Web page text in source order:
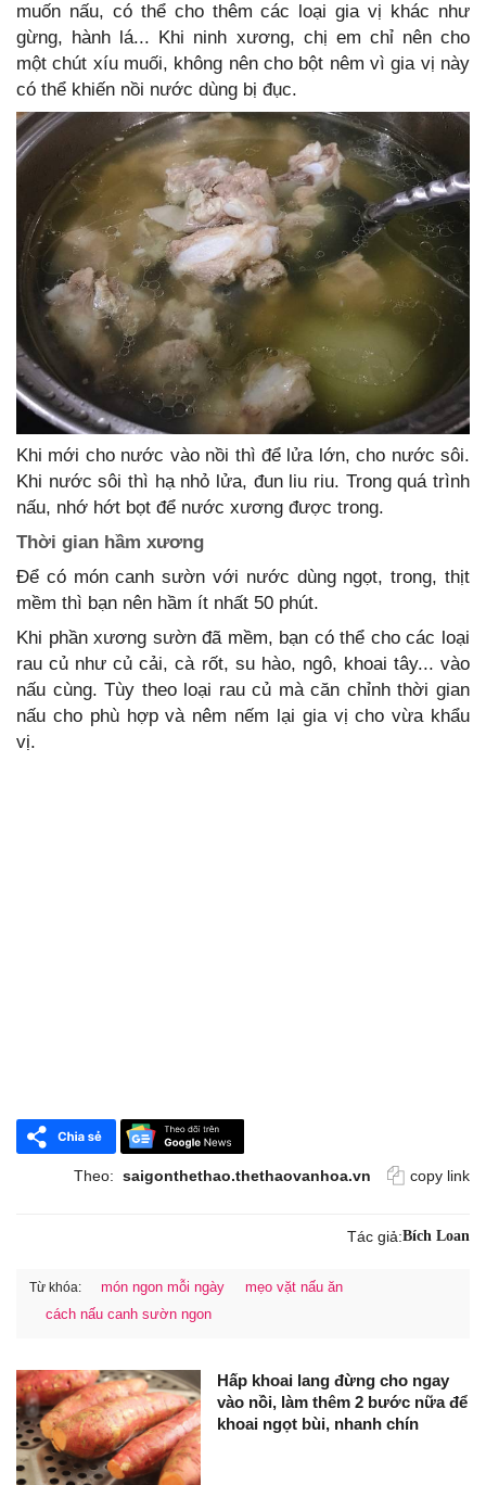
muốn nấu, có thể cho thêm các loại gia vị khác như
gừng, hành lá... Khi ninh xương, chị em chỉ nên cho
một chút xíu muối, không nên cho bột nêm vì gia vị này
có thể khiến nồi nước dùng bị đục.
Khi mới cho nước vào nồi thì để lửa lớn, cho nước sôi.
Khi nước sôi thì hạ nhỏ lửa, đun liu riu. Trong quá trình
nấu, nhớ hớt bọt để nước xương được trong.
Thời gian hầm xương
Để có món canh sườn với nước dùng ngọt, trong, thịt
mềm thì bạn nên hầm ít nhất 50 phút.
Khi phần xương sườn đã mềm, bạn có thể cho các loại
rau củ như củ cải, cà rốt, su hào, ngô, khoai tây... vào
nấu cùng. Tùy theo loại rau củ mà căn chỉnh thời gian
nấu cho phù hợp và nêm nếm lại gia vị cho vừa khẩu
vị.
Theo: saigonthethao.thethaovanhoa.vn copy link
Tác giả:Bích Loan
Từ khóa: món ngon mỗi ngày
mẹo vặt nấu ăn
cách nấu canh sườn ngon
Hấp khoai lang đừng cho ngay
vào nồi, làm thêm 2 bước nữa để
khoai ngọt bùi, nhanh chín